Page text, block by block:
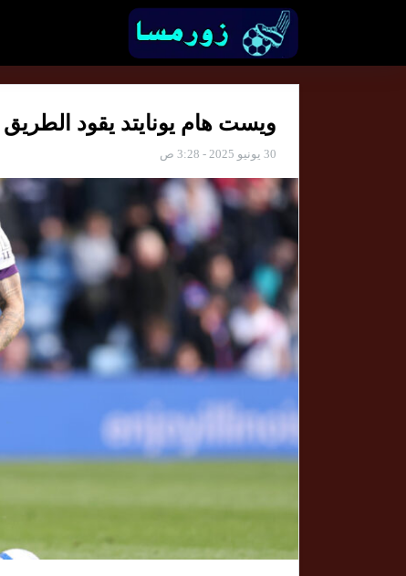
ويست هام يونايتد يقود الطريق
30 يونيو 2025 - 3:28 ص